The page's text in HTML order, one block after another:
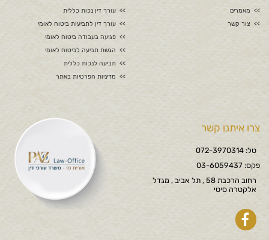
מאמרים
צור קשר
עורך דין נכות כללית
עורך דין לתביעות ביטוח לאומי
פגיעה בעבודה ביטוח לאומי
הגשת תביעה לביטוח לאומי
תביעה לנכות כללית
מדיניות הפרטיות באתר
צרו איתנו קשר
טל: 072-3970314
פקס: 03-6059437
רחוב הרכבת 58 , תל אביב , מגדל
אלקטרה סיטי